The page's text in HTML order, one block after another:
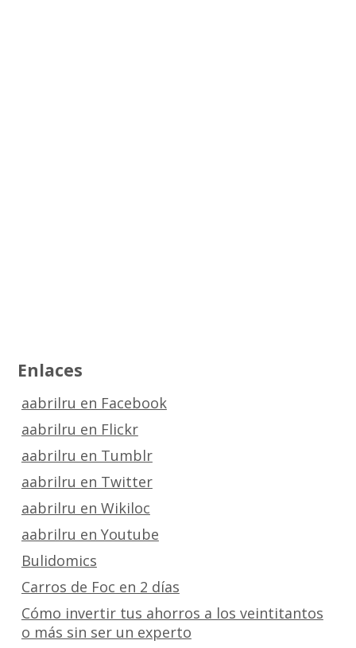
Enlaces
aabrilru en Facebook
aabrilru en Flickr
aabrilru en Tumblr
aabrilru en Twitter
aabrilru en Wikiloc
aabrilru en Youtube
Bulidomics
Carros de Foc en 2 días
Cómo invertir tus ahorros a los veintitantos
o más sin ser un experto